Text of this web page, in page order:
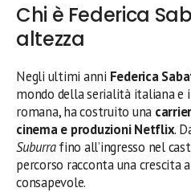
Chi è Federica
altezza
Negli ultimi anni Federica
mondo della serialità italiana e
romana, ha costruito una
cinema e produzioni Netflix.
Suburrafino all’ingresso nel
percorso racconta una crescita
consapevole.